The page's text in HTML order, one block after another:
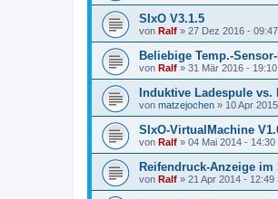
SIxO V3.1.5
von Ralf » 27 Dez 2016 - 09:47
Beliebige Temp.-
von Ralf » 31 Mär 2016 - 19:10
Induktive Ladespule vs.
von matzejochen » 10 Apr
SIxO-VirtualMachine
von Ralf » 04 Mai 2014 - 14:30
Reifendruck-Anzeige im
von Ralf » 21 Apr 2014 - 12:49